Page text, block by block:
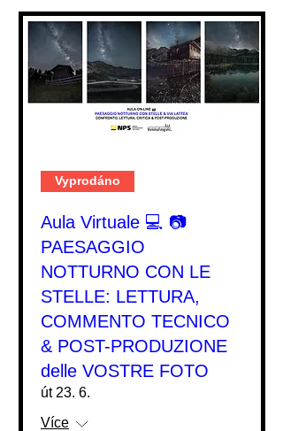
Vyprodáno
Aula Virtuale 💻 📷
PAESAGGIO
NOTTURNO CON LE
STELLE: LETTURA,
COMMENTO TECNICO
& POST-PRODUZIONE
delle VOSTRE FOTO
út 23. 6.
Více